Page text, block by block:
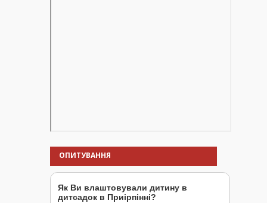
ОПИТУВАННЯ
Як Ви влаштовували дитину в
дитсадок в Приірпінні?